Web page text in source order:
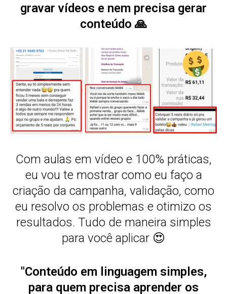
gravar vídeos e nem precisa gerar
conteúdo 🙏
Com aulas em vídeo e 100% práticas,
eu vou te mostrar como eu faço a
criação da campanha, validação, como
eu resolvo os problemas e otimizo os
resultados. Tudo de maneira simples
para você aplicar 😍
"Conteúdo em linguagem simples,
para quem precisa aprender os